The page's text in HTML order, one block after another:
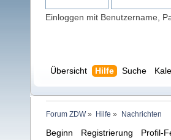
Einloggen mit Benutzername,
Übersicht Hilfe Suche
Forum ZDW» Hilfe » Nachrichten
Beginn Registrierung Profil-